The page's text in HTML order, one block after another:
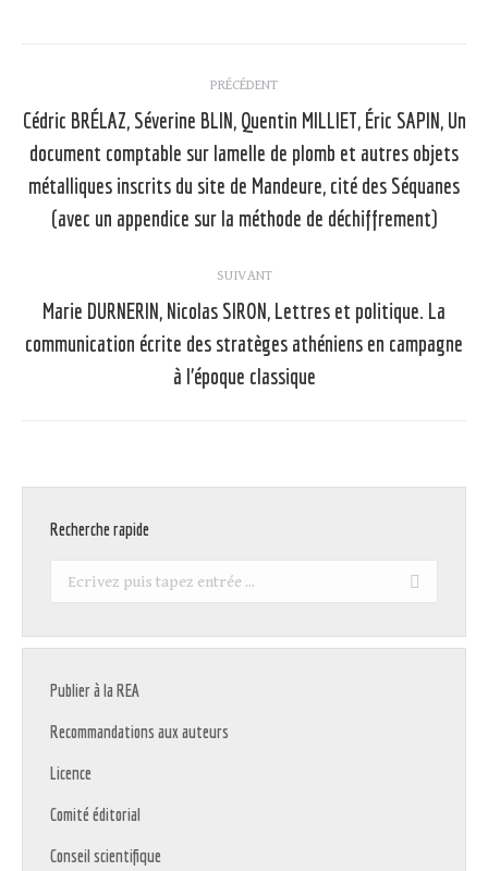
article
PRÉCÉDENT
Article
précédent
:
Cédric BRÉLAZ, Séverine BLIN, Quentin MILLIET, Éric SAPIN, Un
document comptable sur lamelle de plomb et autres objets
métalliques inscrits du site de Mandeure, cité des Séquanes
(avec un appendice sur la méthode de déchiffrement)
SUIVANT
Article
suivant
Marie DURNERIN, Nicolas SIRON, Lettres et politique. La
communication écrite des stratèges athéniens en campagne
à l’époque classique
Recherche rapide
Recherche
Publier à la REA
Recommandations aux auteurs
Licence
Comité éditorial
Conseil scientifique